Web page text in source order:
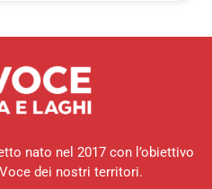
nato nel 2017 con l’obiettivo
dei nostri territori.